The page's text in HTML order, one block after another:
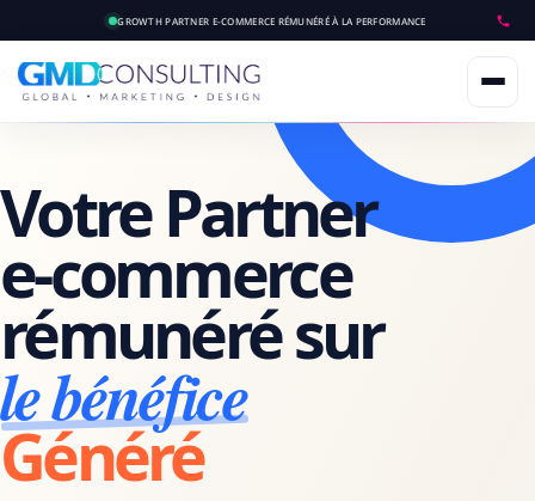
GROWTH PARTNER E-COMMERCE RÉMUNÉRÉ À LA PERFORMANCE
Votre Partner
e-commerce
rémunéré sur
le bénéfice
Généré